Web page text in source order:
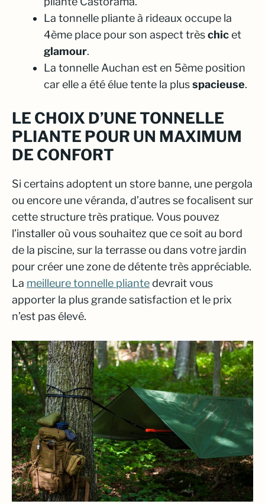
La tonnelle pliante à rideaux occupe la
4ème place pour son aspect trèschicet
glamour.
La tonnelle Auchan est en 5ème position
car elle a été élue tente la plusspacieuse.
LE CHOIX D’UNE TONNELLE
PLIANTE POUR UN MAXIMUM
DE CONFORT
Si certains adoptent un store banne, une pergola
ou encore une véranda, d’autres se focalisent sur
cette structure très pratique. Vous pouvez
l’installer où vous souhaitez que ce soit au bord
de la piscine, sur la terrasse ou dans votre jardin
pour créer une zone de détente très appréciable.
La meilleure tonnelle pliantedevrait vous
apporter la plus grande satisfaction et le prix
n’est pas élevé.